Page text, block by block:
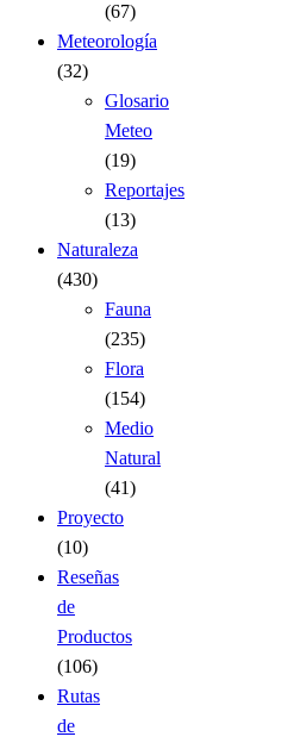
(67)
Meteorología
(32)
Glosario
Meteo
(19)
Reportajes
(13)
Naturaleza
(430)
Fauna
(235)
Flora
(154)
Medio
Natural
(41)
Proyecto
(10)
Reseñas
de
Productos
(106)
Rutas
de